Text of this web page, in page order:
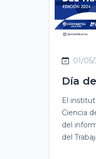
01/
Día
El
Ciencia
del
del